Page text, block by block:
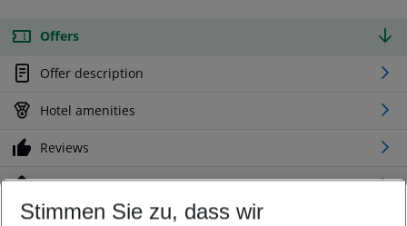
Offers
Offer description
Hotel amenities
Reviews
Location
Stimmen Sie zu, dass wir